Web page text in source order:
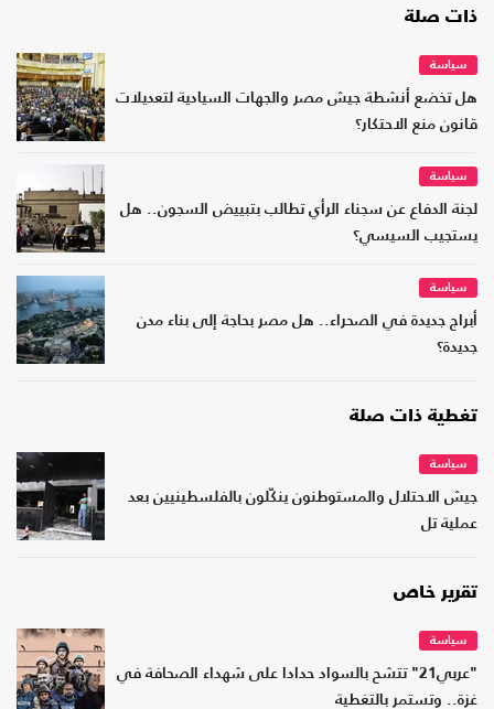
ذات صلة
سياسة
هل تخضع أنشطة جيش مصر والجهات السيادية لتعديلات
قانون منع الاحتكار؟
سياسة
لجنة الدفاع عن سجناء الرأي تطالب بتبييض السجون.. هل
يستجيب السيسي؟
سياسة
أبراج جديدة في الصحراء.. هل مصر بحاجة إلى بناء مدن
جديدة؟
تغطية ذات صلة
سياسة
جيش الاحتلال والمستوطنون ينكّلون بالفلسطينيين بعد
عملية تل
تقرير خاص
سياسة
"عربي21" تتشح بالسواد حدادا على شهداء الصحافة في
غزة.. وتستمر بالتغطية